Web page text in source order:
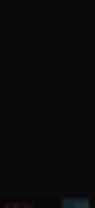
code. C'est gratuit à